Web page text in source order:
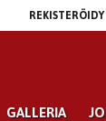
REKISTERÖIDY
GALLERIA